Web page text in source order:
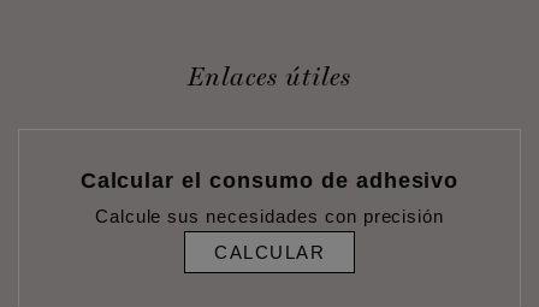
Enlaces útiles
Calcular el consumo de adhesivo
Calcule sus necesidades con precisión
CALCULAR